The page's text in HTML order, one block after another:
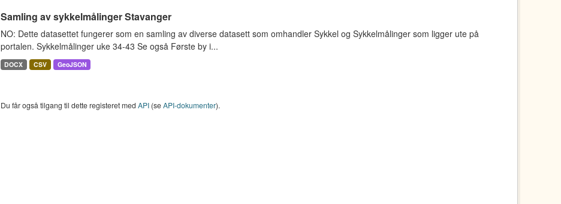
Samling av sykkelmålinger Stavanger
NO: Dette datasettet fungerer som en samling av diverse datasett som omhandler Sykkel og Sykkelmålinger som ligger ute på
portalen. Sykkelmålinger uke 34-43 Se også Første by i...
DOCX CSV GeoJSON
Du får også tilgang til dette registeret med API(seAPI-dokumenter).